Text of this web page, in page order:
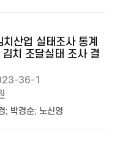
산업 실태조사 통계
치 조달실태 조사 결
36-1
; 박경순; 노신영